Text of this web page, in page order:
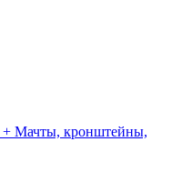
Мачты, кронштейны,